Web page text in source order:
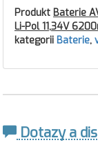
Produkt Baterie
Li-Pol 11,34V
kategorii Baterie,
Dotazy a